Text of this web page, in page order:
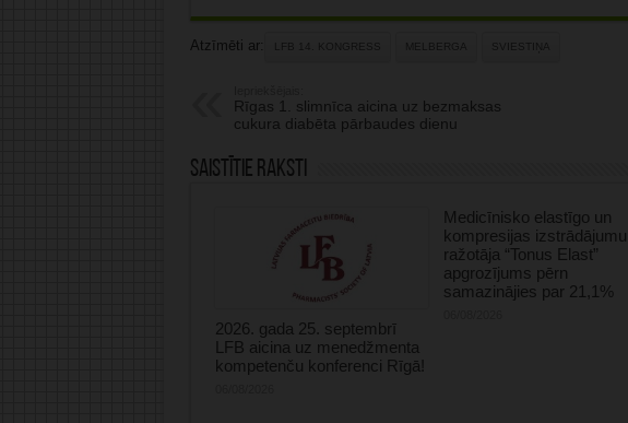
Atzīmēti ar: LFB 14. KONGRESS MELBERGA SVIESTIŅA
Rīgas 1. slimnīca aicina uz bezmaksas
cukura diabēta pārbaudes dienu
Saistītie raksti
2026. gada 25. septembrī
LFB aicina uz menedžmenta
kompetenču konferenci Rīgā!
Medicīnisko elastīgo un
kompresijas izstrādājumu
ražotāja “Tonus Elast”
apgrozījums pērn
samazinājies par 21,1%